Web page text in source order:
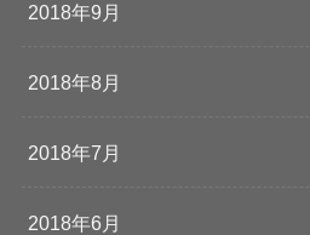
2018年9月
2018年8月
2018年7月
2018年6月